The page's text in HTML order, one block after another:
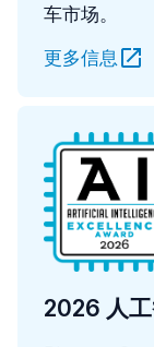
车市场。
更多信息
2026 人